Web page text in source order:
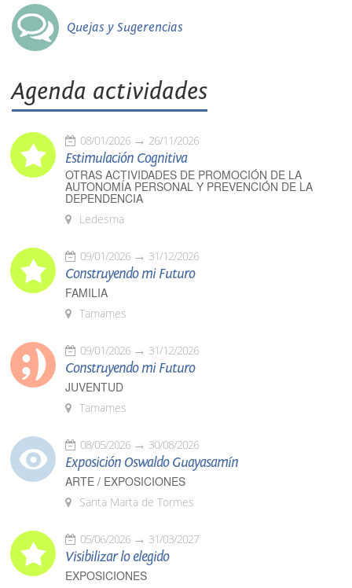
Quejas y Sugerencias
Agenda actividades
08/01/2026 26/11/2026
Estimulación Cognitiva
OTRAS ACTIVIDADES DE PROMOCIÓN DE LA
AUTONOMÍA PERSONAL Y PREVENCIÓN DE LA
DEPENDENCIA
Ledesma
09/01/2026 31/12/2026
Construyendo mi Futuro
FAMILIA
Tamames
09/01/2026 31/12/2026
Construyendo mi Futuro
JUVENTUD
Tamames
08/05/2026 30/08/2026
Exposición Oswaldo Guayasamín
ARTE / EXPOSICIONES
Santa Marta de Tormes
05/06/2026 31/03/2027
Visibilizar lo elegido
EXPOSICIONES